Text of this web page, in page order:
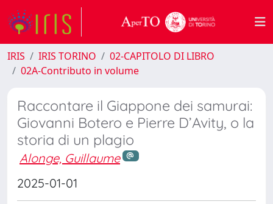
IRIS IRIS TORINO
02-CAPITOLO DI LIBRO
02A-Contributo in volume
Raccontare il Giappone dei samurai:
Giovanni Botero e Pierre D’Avity, o la
storia di un plagio
Alonge, Guillaume
2025-01-01